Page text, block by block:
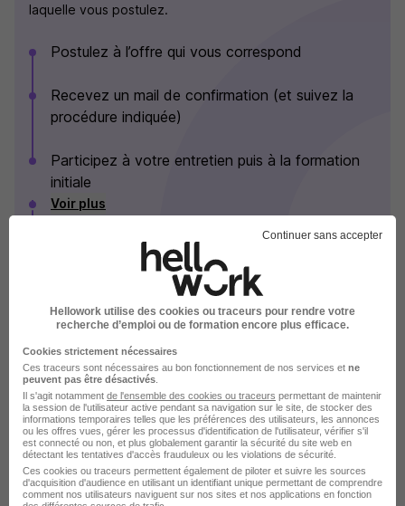
laquelle vous postulez.
Postulez à l’offre qui vous correspond
Recevez un mail de confirmation (et suivez la
procédure indiquée)
Participez à votre entretien puis à la formation
initiale
Voir plus
Les Sherpas en images
Continuer sans accepter
Hellowork utilise des cookies ou traceurs pour rendre votre
recherche d’emploi ou de formation encore plus efficace.
Cookies strictement nécessaires
Ces traceurs sont nécessaires au bon fonctionnement de nos services et ne
peuvent pas être désactivés
Il s'agit notamment de l'ensemble des cookies ou traceurs permettant de maintenir
la session de l'utilisateur active pendant sa navigation sur le site, de stocker des
informations temporaires telles que les préférences des utilisateurs, les annonces
ou les offres vues, gérer les processus d'identification de l'utilisateur, vérifier s'il
est connecté ou non, et plus globalement garantir la sécurité du site web en
détectant les tentatives d'accès frauduleux ou les violations de sécurité.
Ces cookies ou traceurs permettent également de piloter et suivre les sources
d'acquisition d'audience en utilisant un identifiant unique permettant de comprendre
comment nos utilisateurs naviguent sur nos sites et nos applications en fonction